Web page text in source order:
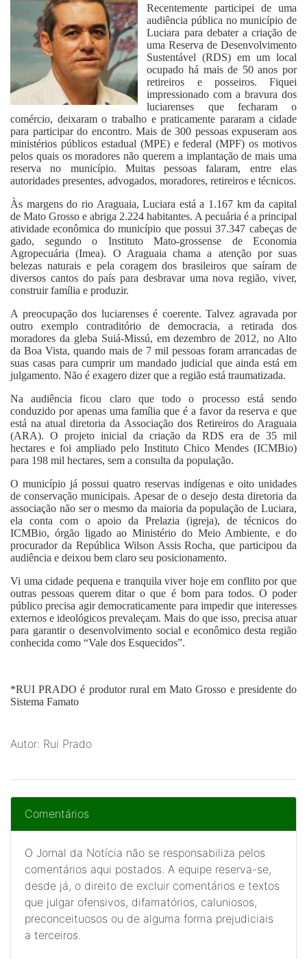
Recentemente participei de uma
audiência pública no município de
Luciara para debater a criação de
uma Reserva de Desenvolvimento
Sustentável (RDS) em um local
ocupado há mais de 50 anos por
retireiros e posseiros. Fiquei
impressionado com a bravura dos
luciarenses que fecharam o
comércio, deixaram o trabalho e praticamente pararam a cidade
para participar do encontro. Mais de 300 pessoas expuseram aos
ministérios públicos estadual (MPE) e federal (MPF) os motivos
pelos quais os moradores não querem a implantação de mais uma
reserva no município. Muitas pessoas falaram, entre elas
autoridades presentes, advogados, moradores, retireiros e técnicos.
Às margens do rio Araguaia, Luciara está a 1.167 km da capital
de Mato Grosso e abriga 2.224 habitantes. A pecuária é a principal
atividade econômica do município que possui 37.347 cabeças de
gado, segundo o Instituto Mato-grossense de Economia
Agropecuária (Imea). O Araguaia chama a atenção por suas
belezas naturais e pela coragem dos brasileiros que saíram de
diversos cantos do país para desbravar uma nova região, viver,
construir família e produzir.
A preocupação dos luciarenses é coerente. Talvez agravada por
outro exemplo contraditório de democracia, a retirada dos
moradores da gleba Suiá-Missú, em dezembro de 2012, no Alto
da Boa Vista, quando mais de 7 mil pessoas foram arrancadas de
suas casas para cumprir um mandado judicial que ainda está em
julgamento. Não é exagero dizer que a região está traumatizada.
Na audiência ficou claro que todo o processo está sendo
conduzido por apenas uma família que é a favor da reserva e que
está na atual diretoria da Associação dos Retireiros do Araguaia
(ARA). O projeto inicial da criação da RDS era de 35 mil
hectares e foi ampliado pelo Instituto Chico Mendes (ICMBio)
para 198 mil hectares, sem a consulta da população.
O município já possui quatro reservas indígenas e oito unidades
de conservação municipais. Apesar de o desejo desta diretoria da
associação não ser o mesmo da maioria da população de Luciara,
ela conta com o apoio da Prelazia (igreja), de técnicos do
ICMBio, órgão ligado ao Ministério do Meio Ambiente, e do
procurador da República Wilson Assis Rocha, que participou da
audiência e deixou bem claro seu posicionamento.
Vi uma cidade pequena e tranquila viver hoje em conflito por que
outras pessoas querem ditar o que é bom para todos. O poder
público precisa agir democraticamente para impedir que interesses
externos e ideológicos prevaleçam. Mais do que isso, precisa atuar
para garantir o desenvolvimento social e econômico desta região
conhecida como “Vale dos Esquecidos”.
*RUI PRADO é produtor rural em Mato Grosso e presidente do
Sistema Famato
Autor: Rui Prado
Comentários
O Jornal da Notícia não se responsabiliza pelos
comentários aqui postados. A equipe reserva-se,
desde já, o direito de excluir comentários e textos
que julgar ofensivos, difamatórios, caluniosos,
preconceituosos ou de alguma forma prejudiciais
a terceiros.